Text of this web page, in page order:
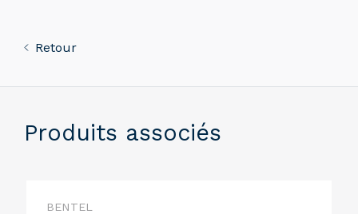
Retour
Produits associés
BENTEL